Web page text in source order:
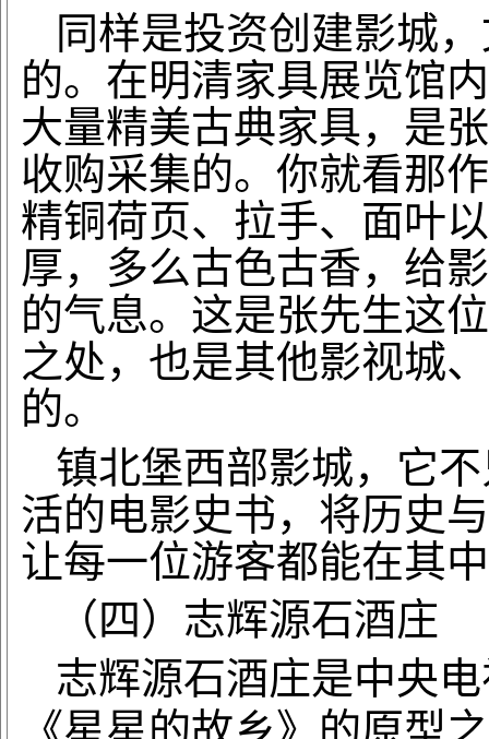
同样是投资创建影城
的。在明清家具展览馆
大量精美古典家具，是
收购采集的。你就看那
精铜荷页、拉手、面叶
厚，多么古色古香，给
的气息。这是张先生这
之处，也是其他影视城
的。
镇北堡西部影城，它
活的电影史书，将历史
让每一位游客都能在其
（四）志辉源石酒庄
志辉源石酒庄是中央
《星星的故乡》的原型